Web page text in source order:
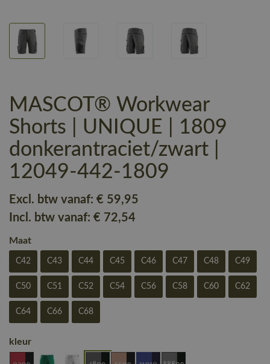
MASCOT® Workwear
Shorts | UNIQUE | 1809
donkerantraciet/zwart |
12049-442-1809
Excl. btw vanaf: € 59,95
Incl. btw vanaf: € 72,54
Maat
C42 C43 C44 C45 C46 C47 C48 C49
C50 C51 C52 C54 C56 C58 C60 C62
C64 C66 C68
kleur